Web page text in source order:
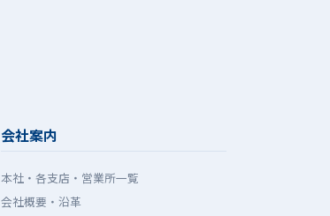
会社案内
本社・各支店・営業所一覧
会社概要・沿革